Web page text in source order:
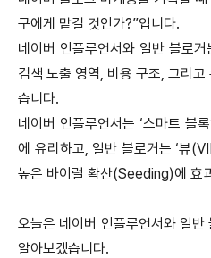
구에게 맡길 것인가?”입니다.
네이버 인플루언서와 일반 블로거
검색 노출 영역, 비용 구조, 그리
습니다.
네이버 인플루언서는 ‘스마트 블
에 유리하고, 일반 블로거는 ‘뷰
높은 바이럴 확산(Seeding)에 효
오늘은 네이버 인플루언서와 일반
알아보겠습니다.